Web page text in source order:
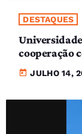
DESTAQUES
cooperação
today JULHO 14,